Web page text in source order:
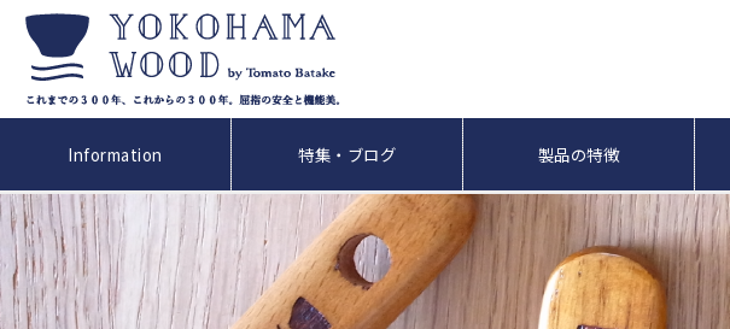
Information 特集・ブログ 製品の特徴